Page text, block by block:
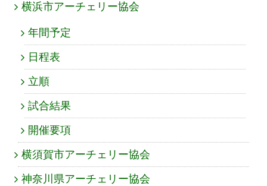
横浜市アーチェリー協会
年間予定
日程表
立順
試合結果
開催要項
横須賀市アーチェリー協会
神奈川県アーチェリー協会